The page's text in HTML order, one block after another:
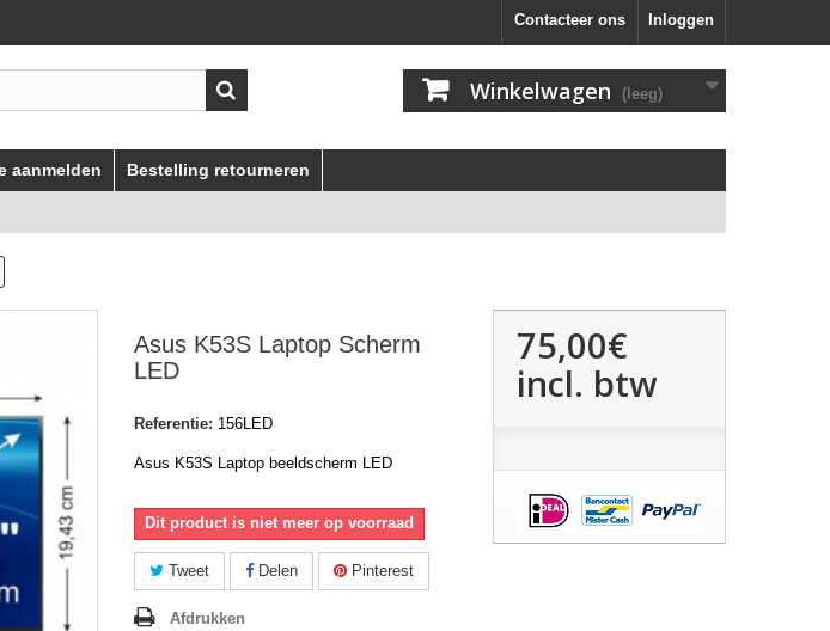
Inloggen
Contacteer ons
Winkelwagen (leeg)
aanmelden Bestelling retourneren
Asus K53S Laptop Scherm
LED
Referentie: 156LED
Asus K53S Laptop beeldscherm LED
Dit product is niet meer op voorraad
Tweet Delen Pinterest
Afdrukken
75,00€
incl. btw